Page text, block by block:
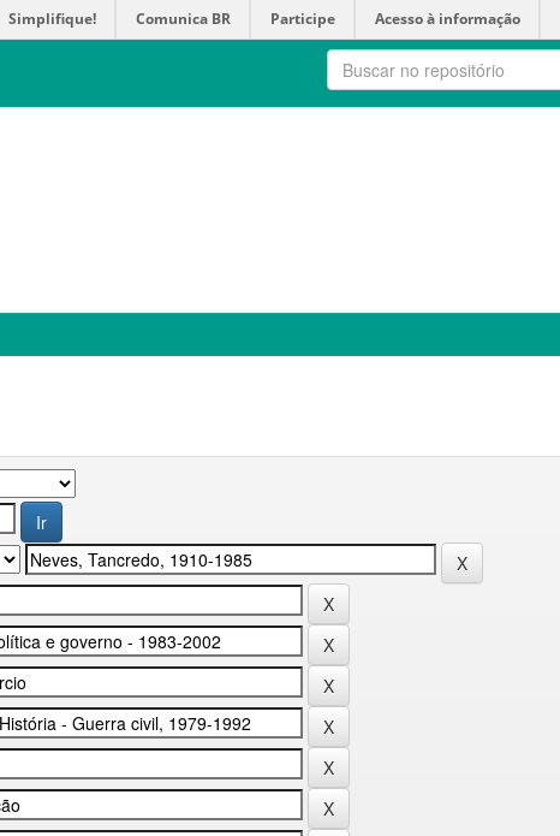
Simplifique! Comunica BR Participe Acesso à informação